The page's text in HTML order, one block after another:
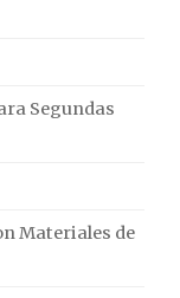
Segundas
Materiales de